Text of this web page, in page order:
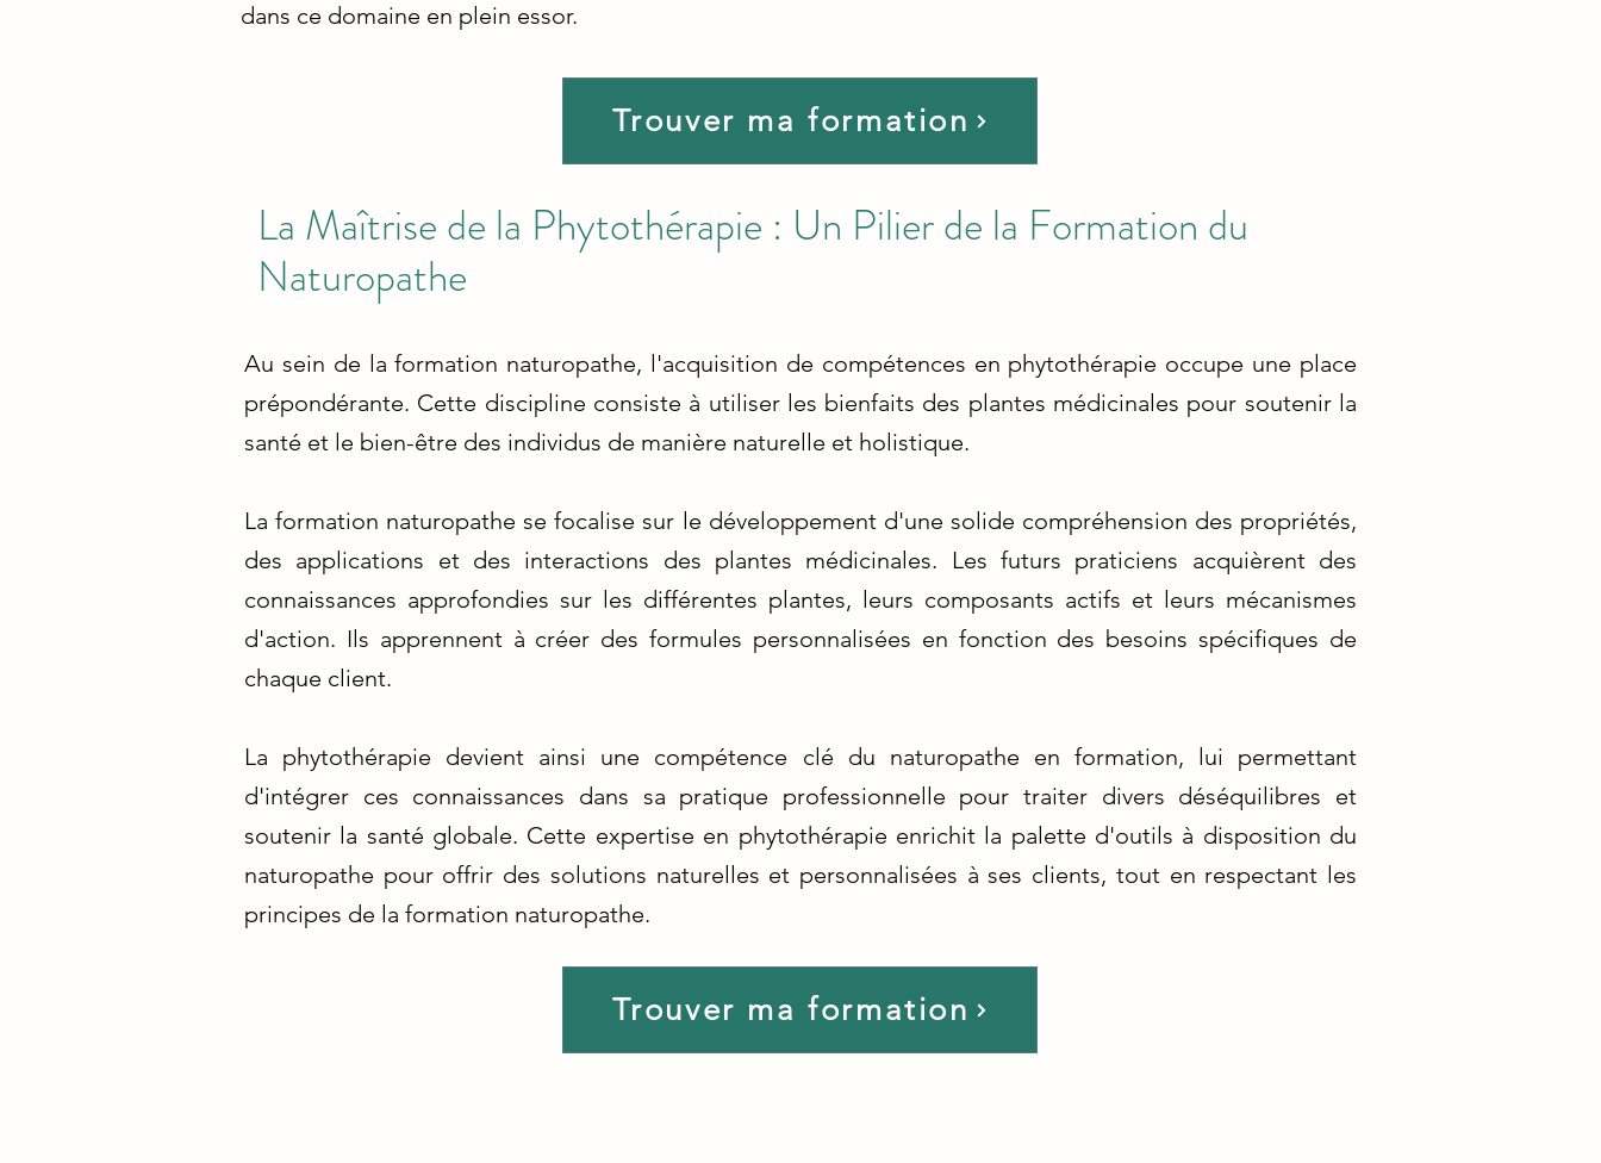
dans ce domaine en plein essor.
Trouver ma formation
La Maîtrise de la Phytothérapie : Un Pilier de la Formation du
Naturopathe
Au sein de la formation naturopathe, l'acquisition de compétences en phytothérapie occupe une place
prépondérante. Cette discipline consiste à utiliser les bienfaits des plantes médicinales pour soutenir la
santé et le bien-être des individus de manière naturelle et holistique.
La formation naturopathe se focalise sur le développement d'une solide compréhension des propriétés,
des applications et des interactions des plantes médicinales. Les futurs praticiens acquièrent des
connaissances approfondies sur les différentes plantes, leurs composants actifs et leurs mécanismes
d'action. Ils apprennent à créer des formules personnalisées en fonction des besoins spécifiques de
chaque client.
La phytothérapie devient ainsi une compétence clé du naturopathe en formation, lui permettant
d'intégrer ces connaissances dans sa pratique professionnelle pour traiter divers déséquilibres et
soutenir la santé globale. Cette expertise en phytothérapie enrichit la palette d'outils à disposition du
naturopathe pour offrir des solutions naturelles et personnalisées à ses clients, tout en respectant les
principes de la formation naturopathe.
Trouver ma formation